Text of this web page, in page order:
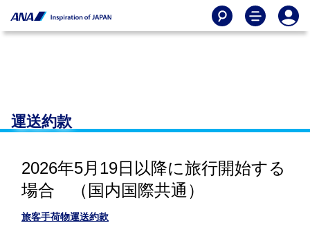
運送約款
2026年5月19日以降に旅行開始する
場合 （国内国際共通）
旅客手荷物運送約款